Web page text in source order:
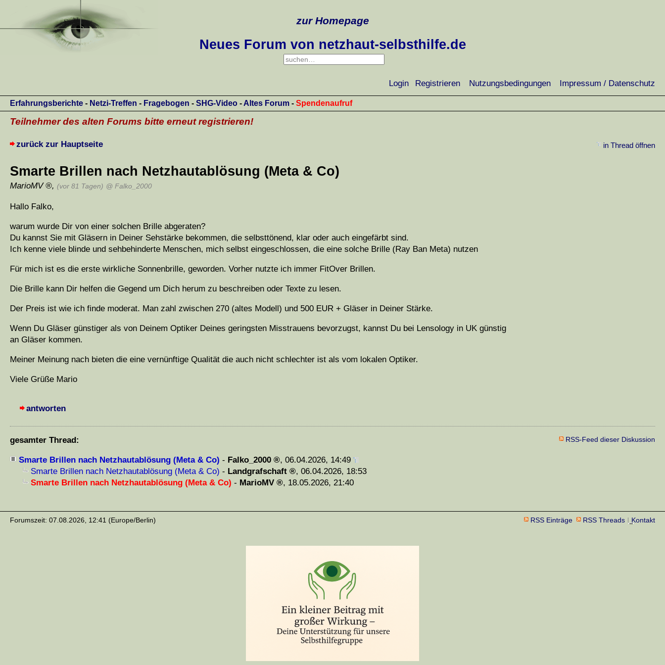
zur Homepage
Neues Forum von netzhaut-selbsthilfe.de
Login Registrieren Nutzungsbedingungen Impressum / Datenschutz
Erfahrungsberichte - Netzi-Treffen - Fragebogen - SHG-Video -Altes Forum - Spendenaufruf
Teilnehmer des alten Forums bitte erneut registrieren!
zurück zur Hauptseite in Thread öffnen
Smarte Brillen nach Netzhautablösung (Meta & Co)
MarioMV , (vor 81 Tagen) @ Falko_2000
Hallo Falko,
warum wurde Dir von einer solchen Brille abgeraten?
Du kannst Sie mit Gläsern in Deiner Sehstärke bekommen, die selbsttönend, klar oder auch eingefärbt sind.
Ich kenne viele blinde und sehbehinderte Menschen, mich selbst eingeschlossen, die eine solche Brille (Ray Ban Meta) nutzen
Für mich ist es die erste wirkliche Sonnenbrille, geworden. Vorher nutzte ich immer FitOver Brillen.
Die Brille kann Dir helfen die Gegend um Dich herum zu beschreiben oder Texte zu lesen.
Der Preis ist wie ich finde moderat. Man zahl zwischen 270 (altes Modell) und 500 EUR + Gläser in Deiner Stärke.
Wenn Du Gläser günstiger als von Deinem Optiker Deines geringsten Misstrauens bevorzugst, kannst Du bei Lensology in UK günstig
an Gläser kommen.
Meiner Meinung nach bieten die eine vernünftige Qualität die auch nicht schlechter ist als vom lokalen Optiker.
Viele Grüße Mario
antworten
gesamter Thread: RSS-Feed dieser Diskussion
Smarte Brillen nach Netzhautablösung (Meta & Co) - Falko_2000 , 06.04.2026, 14:49
Smarte Brillen nach Netzhautablösung (Meta & Co) - Landgrafschaft , 06.04.2026, 18:53
Smarte Brillen nach Netzhautablösung (Meta & Co) - MarioMV , 18.05.2026, 21:40
Forumszeit: 07.08.2026, 12:41 (Europe/Berlin) RSS Einträge RSS Threads Kontakt